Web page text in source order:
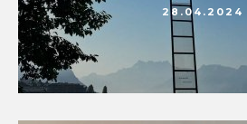
28.04.2024